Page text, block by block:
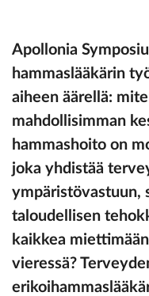
Apollonia
hammaslääkärin
aiheen äärellä:
mahdollisimman
hammashoito on
joka yhdistää
ympäristövastuun,
taloudellisen
kaikkea
vieressä?